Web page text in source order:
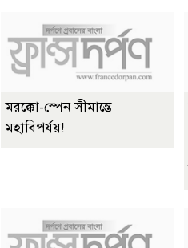
মরক্কো-স্পেন সীমান্তে
মহাবিপর্যয়!